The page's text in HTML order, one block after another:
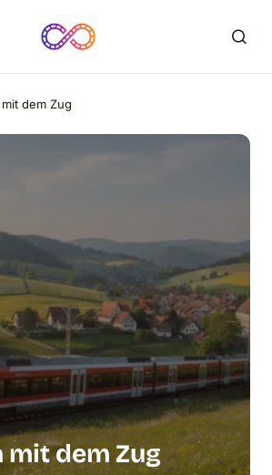
dem Zug
mit dem Zug